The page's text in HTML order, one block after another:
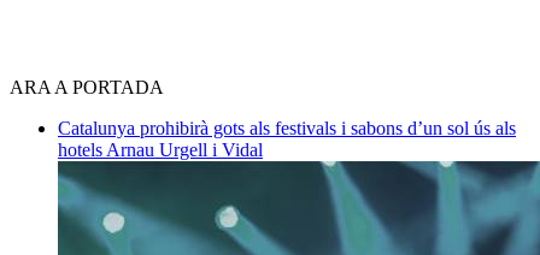
ARA A PORTADA
Catalunya prohibirà gots als festivals i sabons d’un sol ús als
hotels Arnau Urgell i Vidal